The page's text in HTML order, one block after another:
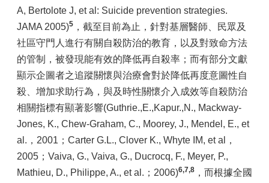
A, Bertolote J, et al: Suicide prevention strategies.
JAMA 2005)5 ，截至目前為止，針對基層醫師、民眾及
社區守門人進行有關自殺防治的教育，以及對致命方法
的管制，被發現能有效的降低再自殺率；而有部分文獻
顯示企圖者之追蹤關懷與治療會對於降低再度意圖性自
殺、增加求助行為，與及時性關懷介入成效等自殺防治
相關指標有顯著影響(Guthrie.,E.,Kapur.,N., Mackway-
Jones, K., Chew-Graham, C., Moorey, J., Mendel, E., et
al.，2001；Carter G.L., Clover K., Whyte IM, et al，
2005；Vaiva, G., Vaiva, G., Ducrocq, F., Meyer, P.,
Mathieu, D., Philippe, A., et al.；2006)6,7,8 ，而根據全國